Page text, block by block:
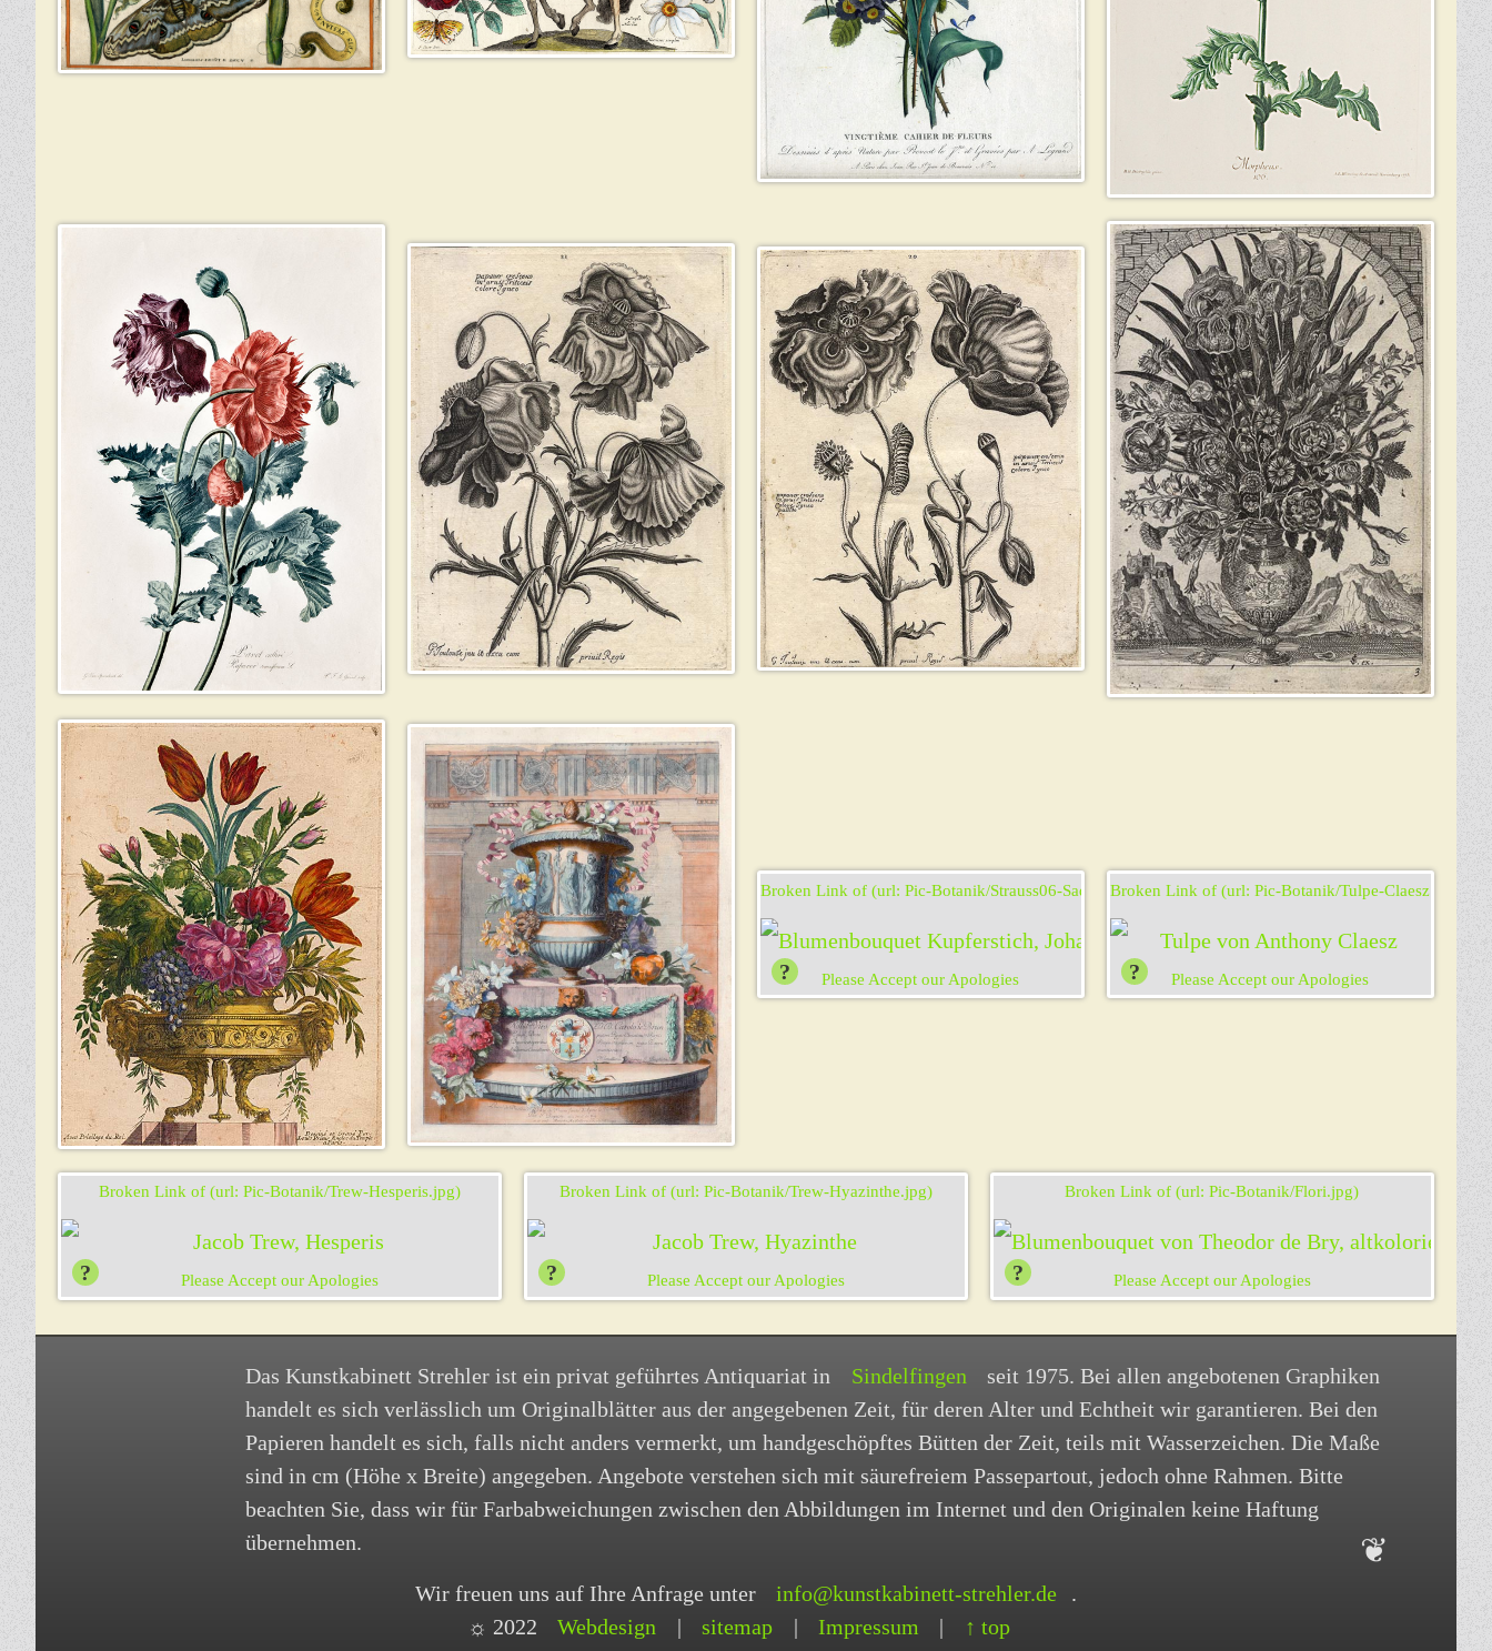
Das Kunstkabinett Strehler ist ein privat geführtes Antiquariat in Sindelfingen
seit 1975. Bei allen angebotenen Graphiken
handelt es sich verlässlich um Originalblätter aus der angegebenen Zeit, für deren Alter und Echtheit wir garantieren. Bei den
Papieren handelt es sich, falls nicht anders vermerkt, um handgeschöpftes Bütten der Zeit, teils mit Wasserzeichen. Die Maße
sind in cm (Höhe x Breite) angegeben. Angebote verstehen sich mit säurefreiem Passepartout, jedoch ohne Rahmen. Bitte
beachten Sie, dass wir für Farbabweichungen zwischen den Abbildungen im Internet und den Originalen keine Haftung
übernehmen.
Wir freuen uns auf Ihre Anfrage unter info@kunstkabinett-strehler.de
.
☼ 2022 Webdesign | sitemap | Impressum | ↑ top